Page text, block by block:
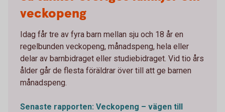
veckopeng
Idag får tre av fyra barn mellan sju och 18 år en
regelbunden veckopeng, månadspeng, hela eller
delar av barnbidraget eller studiebidraget. Vid tio års
ålder går de flesta föräldrar över till att ge barnen
månadspeng.
Senaste rapporten: Veckopeng – vägen till